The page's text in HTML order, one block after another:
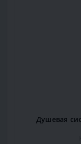
Душевая